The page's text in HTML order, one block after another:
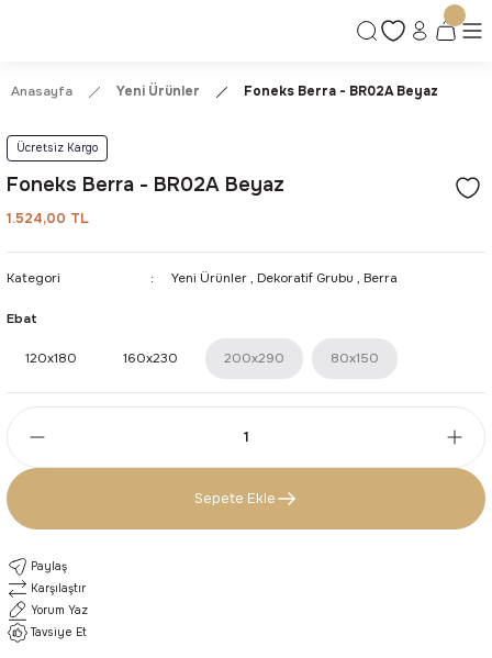
Güvenli Alışveriş Deneyimi
Anasayfa Yeni Ürünler Foneks Berra - BR02A Beyaz
Ücretsiz Kargo
Foneks Berra - BR02A Beyaz
1.524,00 TL
Kategori Yeni Ürünler , Dekoratif Grubu , Berra
Ebat
120x180 160x230 200x290 80x150
Sepete Ekle
Paylaş
Karşılaştır
Yorum Yaz
Tavsiye Et